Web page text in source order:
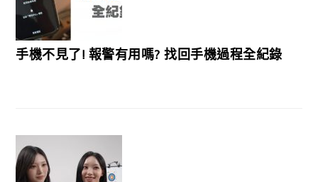
手機不見了! 報警有用嗎? 找回手機過程全紀錄